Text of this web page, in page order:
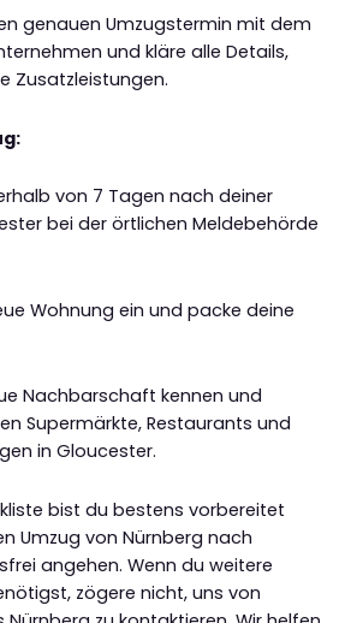
genauen Umzugstermin mit dem
und kläre alle Details,
Zusatzleistungen.
von 7 Tagen nach deiner
bei der örtlichen Meldebehörde
Wohnung ein und packe deine
Nachbarschaft kennen und
Supermärkte, Restaurants und
in Gloucester.
bist du bestens vorbereitet
Umzug von Nürnberg nach
angehen. Wenn du weitere
zögere nicht, uns von